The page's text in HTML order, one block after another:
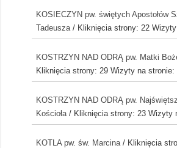
KOSIECZYN pw. świętych Apostołów
Tadeusza / Kliknięcia strony: 22
KOSTRZYN NAD ODRĄ pw. Matki
Kliknięcia strony: 29 Wizyty na stronie:
KOSTRZYN NAD ODRĄ pw.
Kościoła / Kliknięcia strony: 23 Wizyty
KOTLA pw. św. Marcina / Kliknięcia